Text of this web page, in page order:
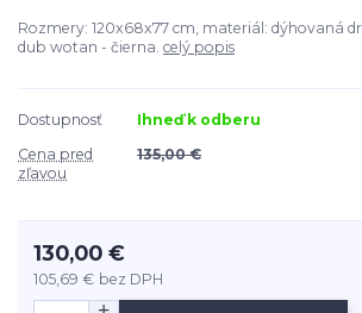
Rozmery: 120x68x77 cm, materiál: dýhovaná
dub wotan - čierna. celý popis
Dostupnosť
Ihneď k odberu
Cena pred
zľavou
135,00 €
130,00 €
105,69 € bez DPH